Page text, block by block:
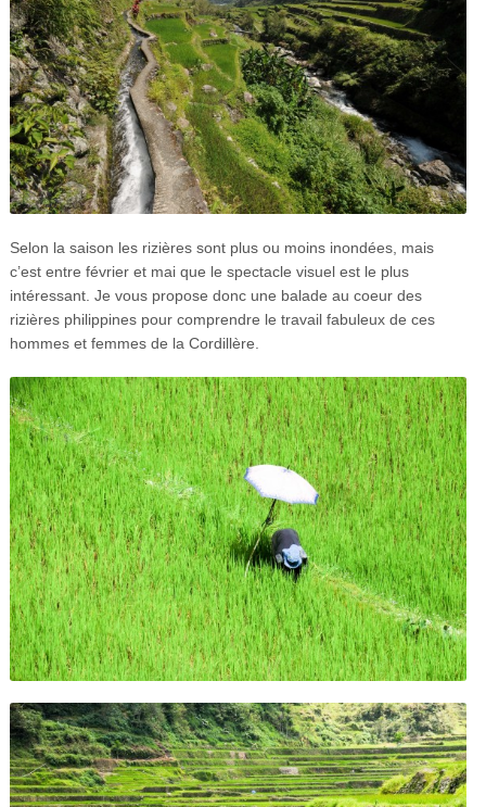
Selon la saison les rizières sont plus ou moins inondées, mais
c’est entre février et mai que le spectacle visuel est le plus
intéressant. Je vous propose donc une balade au coeur des
rizières philippines pour comprendre le travail fabuleux de ces
hommes et femmes de la Cordillère.